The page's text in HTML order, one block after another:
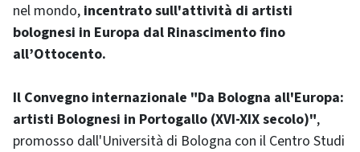
nel mondo, incentrato sull'attività di artisti
bolognesi in Europa dal Rinascimento fino
all’Ottocento.
Il Convegno internazionale "Da Bologna all'Europa:
artisti Bolognesi in Portogallo (XVI-XIX secolo)",
promosso dall'Università di Bologna con il Centro Studi